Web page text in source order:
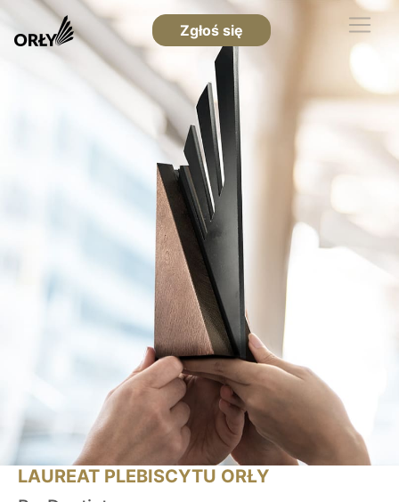
Zgłoś się
LAUREAT PLEBISCYTU ORŁY